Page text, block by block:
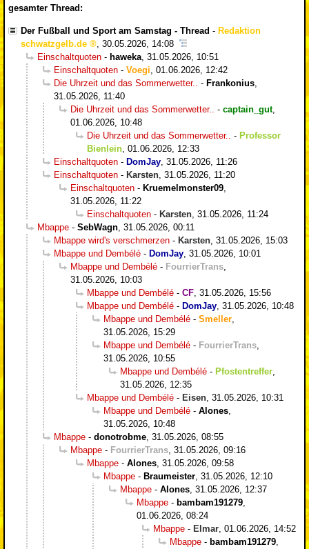
gesamter Thread:
Der Fußball und Sport am Samstag - Thread - Redaktion
schwatzgelb.de
30.05.2026, 14:08
Einschaltquoten - haweka 31.05.2026, 10:51
Einschaltquoten - Voegi 01.06.2026, 12:42
Die Uhrzeit und das Sommerwetter..
- Frankonius
31.05.2026, 11:40
Die Uhrzeit und das Sommerwetter..
- captain_gut,
01.06.2026, 10:48
Die Uhrzeit und das Sommerwetter..
- Professor
Bienlein 01.06.2026, 12:33
Einschaltquoten - DomJay 31.05.2026, 11:26
Einschaltquoten - Karsten 31.05.2026, 11:20
Einschaltquoten - Kruemelmonster09
31.05.2026, 11:22
Einschaltquoten - Karsten 31.05.2026, 11:24
Mbappe - SebWagn 31.05.2026, 00:11
Mbappe wird's verschmerzen - Karsten 31.05.2026, 15:03
Mbappe und Dembélé - DomJay 31.05.2026, 10:01
Mbappe und Dembélé - FourrierTrans
31.05.2026, 10:03
Mbappe und Dembélé - CF 31.05.2026, 15:56
Mbappe und Dembélé - DomJay 31.05.2026, 10:48
Mbappe und Dembélé - Smeller
31.05.2026, 15:29
Mbappe und Dembélé - FourrierTrans
31.05.2026, 10:55
Mbappe und Dembélé - Pfostentreffer
31.05.2026, 12:35
Mbappe und Dembélé - Eisen 31.05.2026, 10:31
Mbappe und Dembélé - Alones
31.05.2026, 10:48
Mbappe - donotrobme 31.05.2026, 08:55
Mbappe - FourrierTrans 31.05.2026, 09:16
Mbappe - Alones 31.05.2026, 09:58
Mbappe - Braumeister 31.05.2026, 12:10
Mbappe - Alones 31.05.2026, 12:37
Mbappe - bambam191279
01.06.2026, 08:24
Mbappe - Elmar 01.06.2026, 14:52
Mbappe - bambam191279